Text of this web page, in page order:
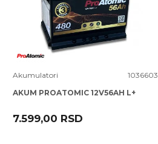
Uporedi
Akumulatori
1036603
AKUM PROATOMIC 12V56AH L+
7.599,00 RSD